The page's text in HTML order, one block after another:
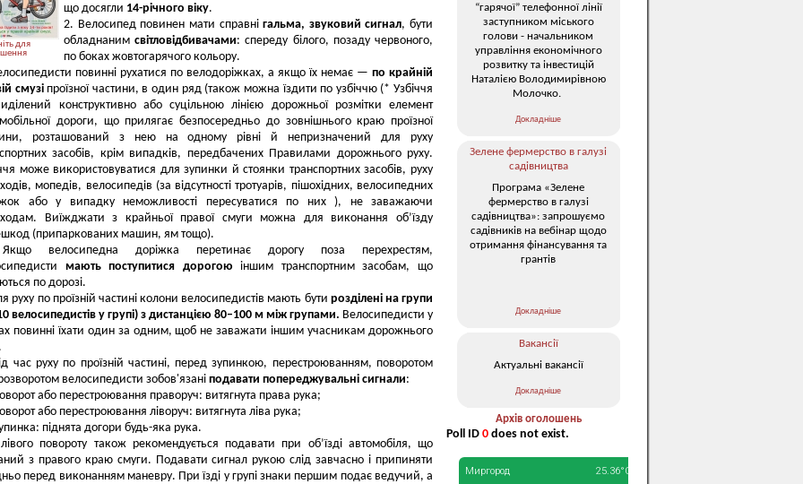
для
що досягли 14-річного віку.
Велосипед повинен мати справнігальма, звуковий сигнал, бути
обладнанимсвітловідбивачами: спереду білого, позаду червоного,
по боках жовтогарячого кольору.
повинні рухатися по велодоріжках, а якщо їх немає — по крайній
смузі проїзної частини, в один ряд (також можна їздити по узбіччю (* Узбіччя
конструктивно або суцільною лінією дорожньої розмітки елемент
дороги, що прилягає безпосередньо до зовнішнього краю проїзної
розташований з нею на одному рівні й непризначений для руху
засобів, крім випадків, передбачених Правилами дорожнього руху.
може використовуватися для зупинки й стоянки транспортних засобів, руху
мопедів, велосипедів (за відсутності тротуарів, пішохідних, велосипедних
або у випадку неможливості пересуватися по них ), не заважаючи
Виїжджати з крайньої правої смуги можна для виконання об’їзду
(припаркованих машин, ям тощо).
Якщо велосипедна доріжка перетинає дорогу поза перехрестям,
мають поступитися дорогою іншим транспортним засобам, що
по дорозі.
руху по проїзній частині колони велосипедистів мають бути розділені на групи
велосипедистів у групі) з дистанцією 80–100 м між групами. Велосипедисти у
повинні їхати один за одним, щоб не заважати іншим учасникам дорожнього
час руху по проїзній частині, перед зупинкою, перестроюванням, поворотом
велосипедисти зобов'язані подавати попереджувальні сигнали:
або перестроювання праворуч: витягнута права рука;
або перестроювання ліворуч: витягнута ліва рука;
піднята догори будь-яка рука.
повороту також рекомендується подавати при об’їзді автомобіля, що
з правого краю смуги. Подавати сигнал рукою слід завчасно і припиняти
перед виконанням маневру. При їзді у групі знаки першим подає ведучий, а
“гарячої” телефонної лінії
заступником міського
голови - начальником
управління економічного
розвитку та інвестицій
Наталією Володимирівною
Молочко.
Докладніше
Зелене фермерство в галузі
садівництва
Програма «Зелене
фермерство в галузі
садівництва»: запрошуємо
садівників на вебінар щодо
отримання фінансування та
грантів
Докладніше
Вакансії
Актуальні вакансії
Докладніше
Архів оголошень
Poll ID 0 does not exist.